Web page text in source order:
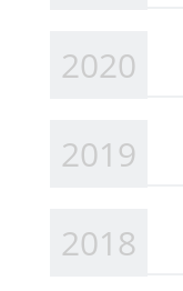
2020
2019
2018